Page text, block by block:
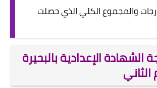
والمجموع الكلي الذي حصلت
الشهادة الإعدادية بالبحيرة